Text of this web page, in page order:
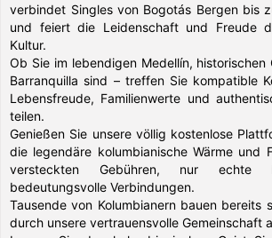
verbindet Singles von Bogotás Bergen bis
und feiert die Leidenschaft und Freude
Kultur.
Ob Sie im lebendigen Medellín,
Barranquilla sind – treffen Sie kompatible
Lebensfreude, Familienwerte und
teilen.
Genießen Sie unsere völlig kostenlose
die legendäre kolumbianische Wärme und
versteckten Gebühren, nur echte
bedeutungsvolle Verbindungen.
Tausende von Kolumbianern bauen bereits
durch unsere vertrauensvolle Gemeinschaft